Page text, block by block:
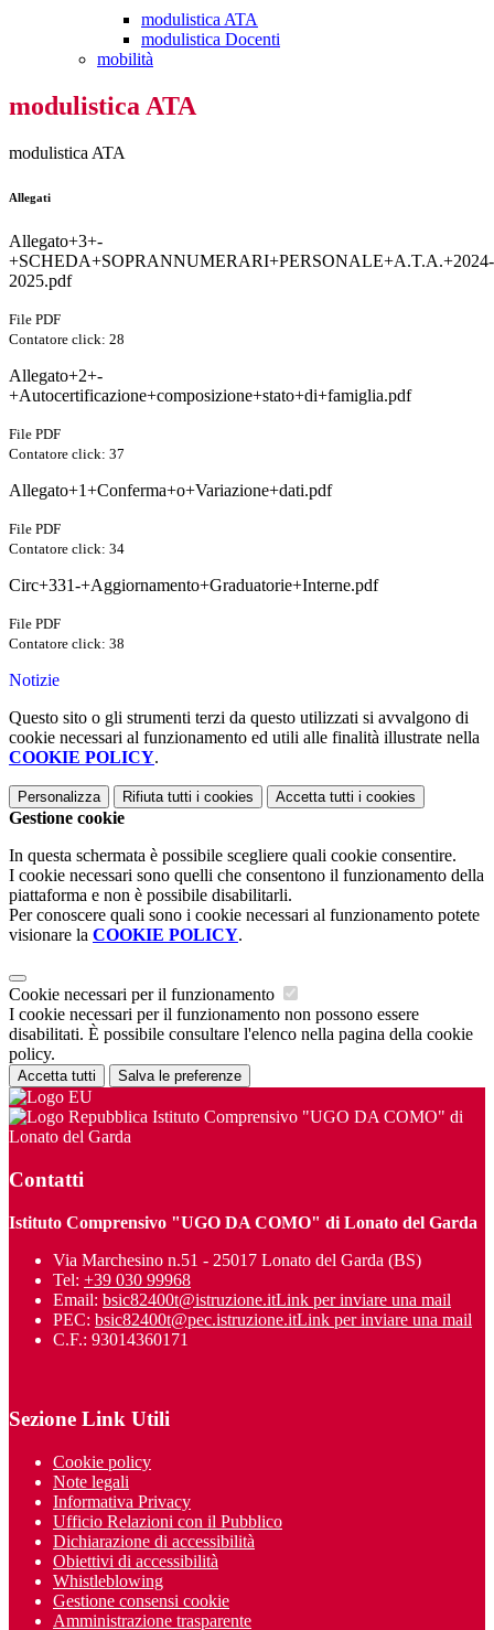
modulistica ATA
modulistica Docenti
mobilità
modulistica ATA
modulistica ATA
Allegati
Allegato+3+-
+SCHEDA+SOPRANNUMERARI+PERSONALE+A.T.A.+2024-
2025.pdf
File PDF
Contatore click: 28
Allegato+2+-
+Autocertificazione+composizione+stato+di+famiglia.pdf
File PDF
Contatore click: 37
Allegato+1+Conferma+o+Variazione+dati.pdf
File PDF
Contatore click: 34
Circ+331-+Aggiornamento+Graduatorie+Interne.pdf
File PDF
Contatore click: 38
Notizie
Questo sito o gli strumenti terzi da questo utilizzati si avvalgono di
cookie necessari al funzionamento ed utili alle finalità illustrate nella
COOKIE POLICY.
Personalizza Rifiuta tutti i cookies Accetta tutti i cookies
Gestione cookie
In questa schermata è possibile scegliere quali cookie consentire.
I cookie necessari sono quelli che consentono il funzionamento della
piattaforma e non è possibile disabilitarli.
Per conoscere quali sono i cookie necessari al funzionamento potete
visionare la COOKIE POLICY.
Cookie necessari per il funzionamento
I cookie necessari per il funzionamento non possono essere
disabilitati. È possibile consultare l'elenco nella pagina della cookie
policy.
Accetta tutti Salva le preferenze
Istituto Comprensivo "UGO DA COMO" di
Lonato del Garda
Contatti
Istituto Comprensivo "UGO DA COMO" di Lonato del Garda
Via Marchesino n.51 - 25017 Lonato del Garda (BS)
Tel: +39 030 99968
Email: bsic82400t@istruzione.itLink per inviare una mail
PEC: bsic82400t@pec.istruzione.itLink per inviare una mail
C.F.: 93014360171
Sezione Link Utili
Cookie policy
Note legali
Informativa Privacy
Ufficio Relazioni con il Pubblico
Dichiarazione di accessibilità
Obiettivi di accessibilità
Whistleblowing
Gestione consensi cookie
Amministrazione trasparente